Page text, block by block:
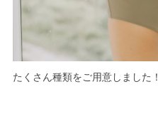
たくさん種類をご用意しました！